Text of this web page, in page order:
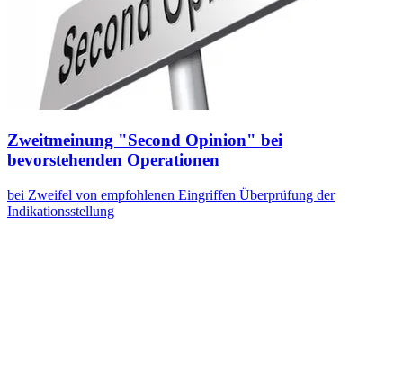
Zweitmeinung "Second Opinion" bei
bevorstehenden Operationen
bei Zweifel von empfohlenen Eingriffen Überprüfung der
Indikationsstellung